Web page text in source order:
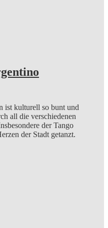
ist kulturell so bunt und
all die verschiedenen
der Tango
der Stadt getanzt.